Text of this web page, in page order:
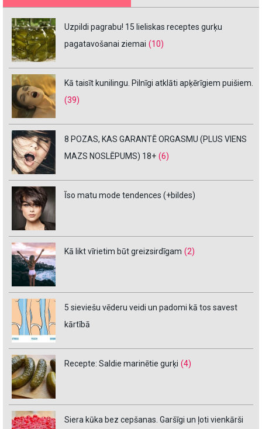
Uzpildi pagrabu! 15 lieliskas receptes gurķu
pagatavošanai ziemai (10)
Kā taisīt kunilingu. Pilnīgi atklāti apķērīgiem puišiem.
(39)
8 POZAS, KAS GARANTĒ ORGASMU (PLUS VIENS
MAZS NOSLĒPUMS) 18+ (6)
Īso matu mode tendences (+bildes)
Kā likt vīrietim būt greizsirdīgam (2)
5 sieviešu vēderu veidi un padomi kā tos savest
kārtībā
Recepte: Saldie marinētie gurķi (4)
Siera kūka bez cepšanas. Garšīgi un ļoti vienkārši